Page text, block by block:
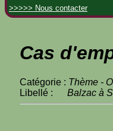
>>>>> Nous contacter
Cas
Catégorie : Thème -
Libellé : Balzac à